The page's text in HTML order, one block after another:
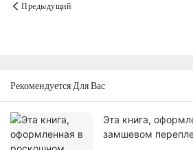
Предыдущий
Рекомендуется Для Вас
Эта книга,
замшевом